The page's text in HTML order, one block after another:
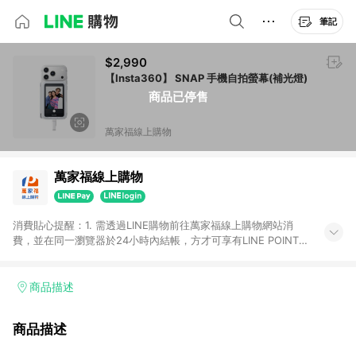
筆記
商品已停售
$2,990
【Insta360】 SNAP 手機自拍螢幕(補光燈)
萬家福線上購物
萬家福線上購物
消費貼心提醒：1. 需透過LINE購物前往萬家福線上購物網站消
費，並在同一瀏覽器於24小時內結帳，方才可享有LINE POINTS
4. 不具回饋資格種類商品：電子禮券。 5. 回饋點數計算將排除訂
錄，相關問題請於保留時間內聯絡客服中心，並由康達盛通生活
商品描述
商品描述